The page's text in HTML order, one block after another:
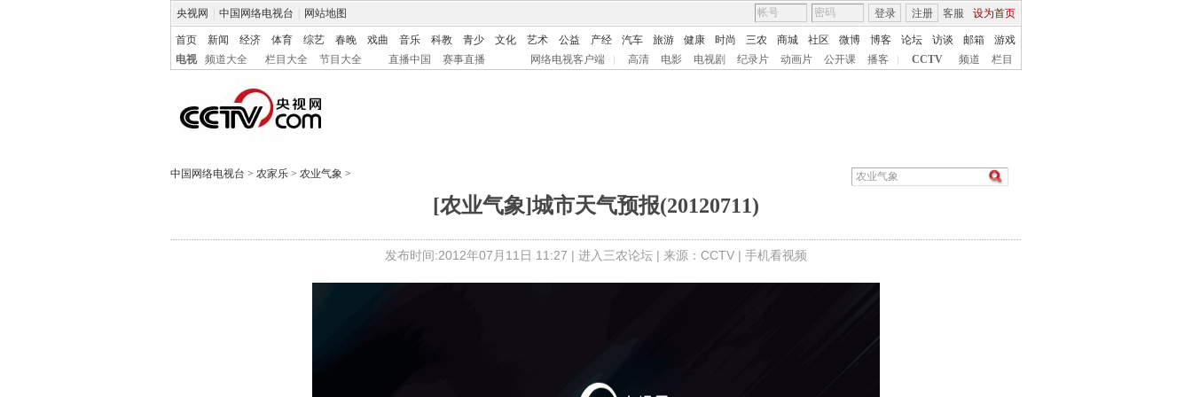
央视网 中国网络电视台 网站地图 客服 设为首页
登录 注册
首页 新闻 经济 体育 综艺 春晚 戏曲 音乐 科教 青少 文化 艺术 公益 产经 汽车 旅游 健康 时尚 三农 商城 社区 微博 博客 论坛 访谈 邮箱
游戏
电视
频道大全 栏目大全 节目大全 直播中国 赛事直播 网络电视客户端 高清 电影 电视剧 纪录片 动画片 公开课 播客 CCTV 频道 栏目
中国网络电视台 > 农家乐 > 农业气象 >
[农业气象]城市天气预报(20120711)
发布时间:2012年07月11日 11:27 | 进入三农论坛 | 来源：CCTV | 手机看视频